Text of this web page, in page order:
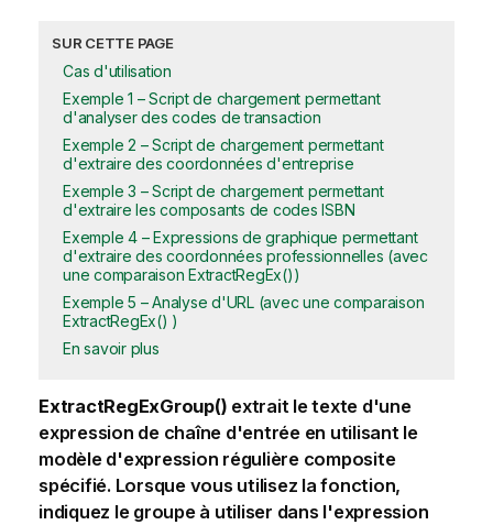
SUR CETTE PAGE
Cas d'utilisation
Exemple 1 – Script de chargement permettant
d'analyser des codes de transaction
Exemple 2 – Script de chargement permettant
d'extraire des coordonnées d'entreprise
Exemple 3 – Script de chargement permettant
d'extraire les composants de codes ISBN
Exemple 4 – Expressions de graphique permettant
d'extraire des coordonnées professionnelles (avec
une comparaison ExtractRegEx())
Exemple 5 – Analyse d'URL (avec une comparaison
ExtractRegEx() )
En savoir plus
ExtractRegExGroup() extrait le texte d'une
expression de chaîne d'entrée en utilisant le
modèle d'expression régulière composite
spécifié. Lorsque vous utilisez la fonction,
indiquez le groupe à utiliser dans l'expression